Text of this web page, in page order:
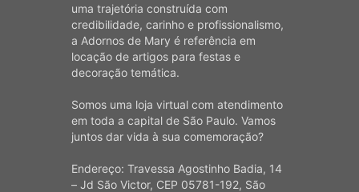
uma trajetória construída com
credibilidade, carinho e profissionalismo,
a Adornos de Mary é referência em
locação de artigos para festas e
decoração temática.
Somos uma loja virtual com atendimento
em toda a capital de São Paulo. Vamos
juntos dar vida à sua comemoração?
Endereço: Travessa Agostinho Badia, 14
– Jd São Victor, CEP 05781-192, São